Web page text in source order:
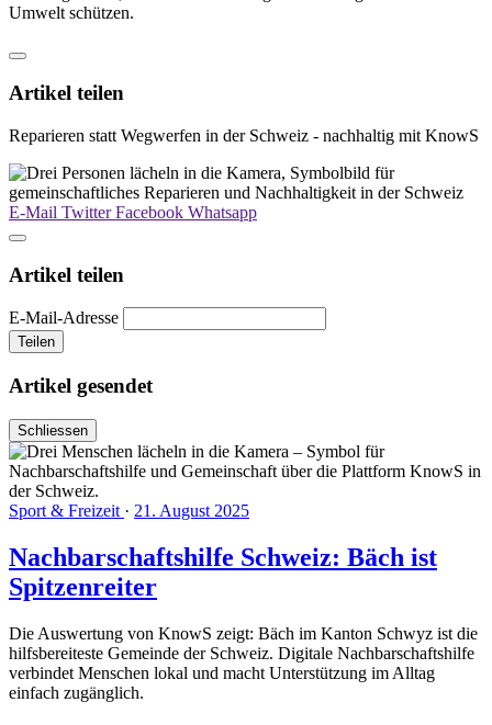
Umwelt schützen.
Artikel teilen
Reparieren statt Wegwerfen in der Schweiz - nachhaltig mit KnowS
E-Mail TwitterFacebook Whatsapp
Artikel teilen
E-Mail-Adresse
Teilen
Artikel gesendet
Schliessen
Sport & Freizeit · 21. August 2025
Nachbarschaftshilfe Schweiz: Bäch ist
Spitzenreiter
Die Auswertung von KnowS zeigt: Bäch im Kanton Schwyz ist die
hilfsbereiteste Gemeinde der Schweiz. Digitale Nachbarschaftshilfe
verbindet Menschen lokal und macht Unterstützung im Alltag
einfach zugänglich.